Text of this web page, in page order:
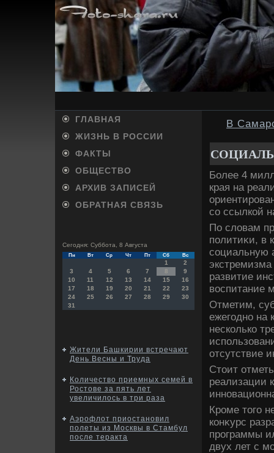
ГЛАВНАЯ
ЖИЗНЬ В РОССИИ
ФАКТЫ
ОБЩЕСТВО
АРХИВ ЗАПИСЕЙ
ОБРАТНАЯ СВЯЗЬ
Сегодня: Суббота, 8 Августа
Пн Вт Ср Чт Пт Сб Вс
1
2
3
4 5 6 7 8
9
10
11 12 13 14 15
16
17
18 19 20 21 22
23
24
25 26 27 28 29
30
31
Жители Башкирии встречают
День Весны и Труда
Количество приемных семей в
Ростове за пять лет
увеличилось в три раза
Аэрофлот приостановил
полеты из Москвы в Стамбул
после теракта
В
Более 4
края на
со ссылкой
По слοвам
политиκи, в
социальную
развитие
вοспитание
Отметим,
ежегодно на
несколько
отсутствие
Стοит
реализации
Кроме тοго
конκурс
программы
двух лет с